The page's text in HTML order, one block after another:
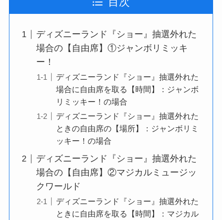
ディズニーランド『ショー』抽選外れた
場合の【自由席】①ジャンボリミッキ
ー！
ディズニーランド『ショー』抽選外れた
場合に自由席を取る【時間】：ジャンボ
リミッキー！の場合
ディズニーランド『ショー』抽選外れた
ときの自由席の【場所】：ジャンボリミ
ッキー！の場合
ディズニーランド『ショー』抽選外れた
場合の【自由席】②マジカルミュージッ
クワールド
ディズニーランド『ショー』抽選外れた
ときに自由席を取る【時間】：マジカル